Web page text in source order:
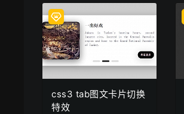
css3 tab图文卡片切换
特效